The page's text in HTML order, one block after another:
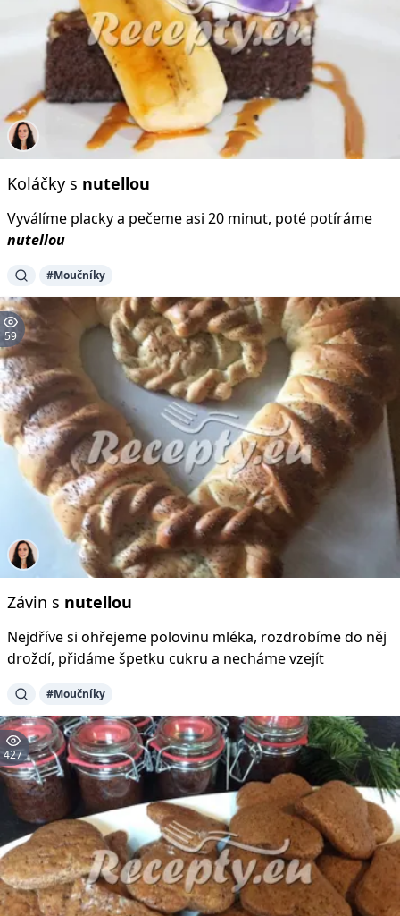
Koláčky s nutellou
Vyválíme placky a pečeme asi 20 minut, poté potíráme
nutellou
#Moučníky
59
Závin s nutellou
Nejdříve si ohřejeme polovinu mléka, rozdrobíme do něj
droždí, přidáme špetku cukru a necháme vzejít
#Moučníky
427